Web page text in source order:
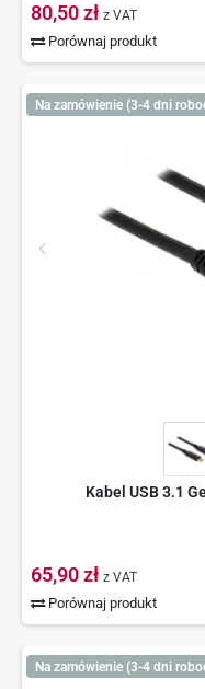
80,50 zł z VAT
Porównaj produkt
Na zamówienie (3-4 dni
Kabel USB 3.1
65,90 zł z VAT
Porównaj produkt
Na zamówienie (3-4 dni